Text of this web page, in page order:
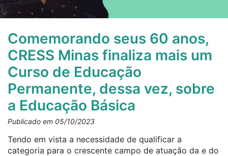
Comemorando seus 60 anos,
CRESS Minas finaliza mais um
Curso de Educação
Permanente, dessa vez, sobre
a Educação Básica
Publicado em 05/10/2023
Tendo em vista a necessidade de qualificar a
categoria para o crescente campo de atuação da e do